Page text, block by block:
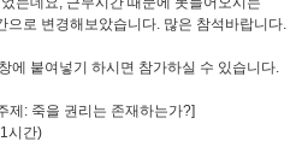
으로 변경해보았습니다. 많은 참석바랍니다.
에 붙여넣기 하시면 참가하실 수 있습니다.
제: 죽을 권리는 존재하는가?]
시간)